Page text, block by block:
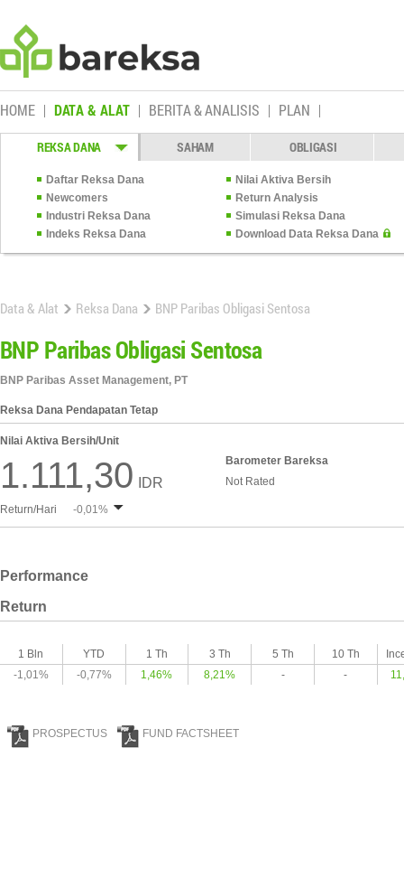
HOME DATA & ALAT BERITA & ANALISIS PLAN
REKSA DANA SAHAM OBLIGASI
Daftar Reksa Dana
Nilai Aktiva Bersih
Newcomers
Return Analysis
Industri Reksa Dana
Simulasi Reksa Dana
Indeks Reksa Dana
Download Data Reksa Dana
Data & Alat Reksa Dana BNP Paribas Obligasi Sentosa
BNP Paribas Obligasi Sentosa
BNP Paribas Asset Management, PT
Reksa Dana Pendapatan Tetap
Nilai Aktiva Bersih/Unit
1.111,30 IDR
Barometer Bareksa
Not Rated
Return/Hari -0,01%
Performance
Return
1 Bln YTD 1 Th 3 Th 5 Th 10 Th
-1,01%
-0,77% 1,46% 8,21% - -
PROSPECTUS FUND FACTSHEET